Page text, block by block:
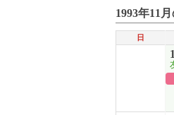
1993年11
日
1